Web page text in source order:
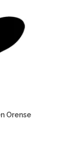
Orense